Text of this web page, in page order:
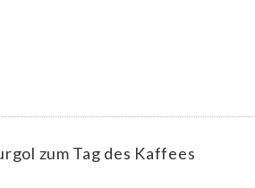
zum Tag des Kaffees